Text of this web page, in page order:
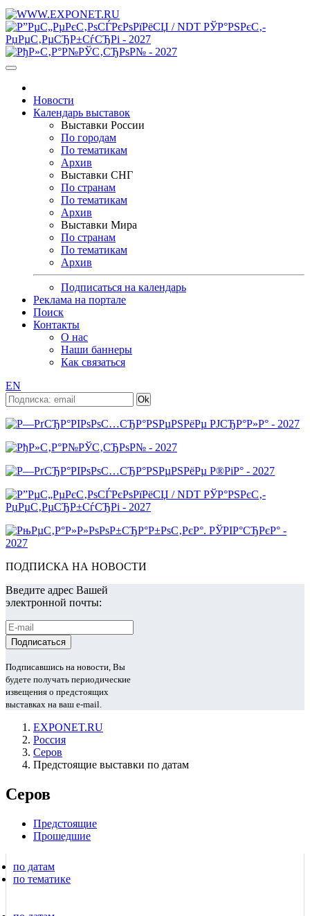
Новости
Календарь выставок
Выставки России
По городам
По тематикам
Архив
Выставки СНГ
По странам
По тематикам
Архив
Выставки Мира
По странам
По тематикам
Архив
Подписаться на календарь
Реклама на портале
Поиск
Контакты
О нас
Наши баннеры
Как связаться
EN
ПОДПИСКА НА НОВОСТИ
Введите адрес Вашей
электронной почты:
Подписавшись на новости, Вы
будете получать периодические
извещения о предстоящих
выставках на ваш e-mail.
EXPONET.RU
Россия
Серов
Предстоящие выставки по датам
Серов
Предстоящие
Прошедшие
по датам
по тематике